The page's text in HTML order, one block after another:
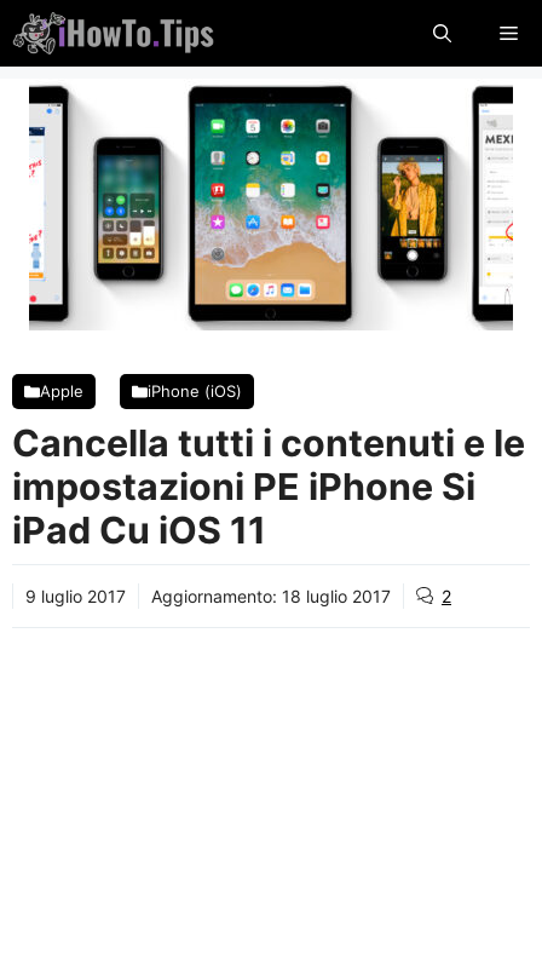
Salta
al
contenuto
Apple iPhone (iOS)
Cancella tutti i contenuti e le
impostazioni PE iPhone Si
iPad Cu iOS 11
9 luglio 2017 Aggiornamento: 18 luglio 2017 2